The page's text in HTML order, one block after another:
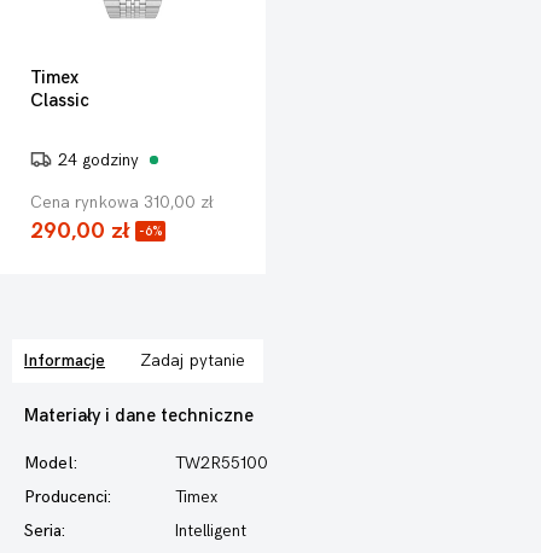
Timex
Classic
24 godziny
Cena rynkowa 310,00 zł
290,00 zł -6%
Informacje Zadaj pytanie
Materiały i dane techniczne
Model:
TW2R55100
Producenci:
Timex
Seria:
Intelligent